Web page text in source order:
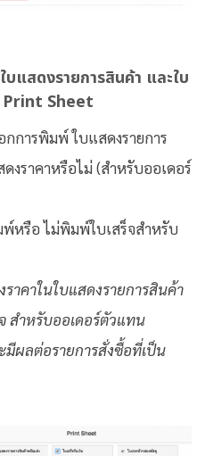
บแสดงรายการสินค้า และใบ
Print Sheet
กการพิมพ์ ใบแสดงรายการ
งราคาหรือไม่ (สำหรับออเดอร์
หรือ ไม่พิมพ์ใบเสร็จสำหรับ
าคาในใบแสดงรายการสินค้า
สำหรับออเดอร์ตัวแทน
มีผลต่อรายการสั่งซื้อที่เป็น